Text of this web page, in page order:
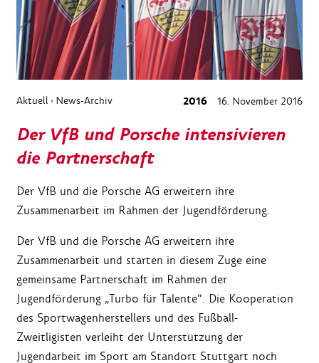
Aktuell › News-Archiv 2016 16. November 2016
Der VfB und Porsche intensivieren
die Partnerschaft
Der VfB und die Porsche AG erweitern ihre
Zusammenarbeit im Rahmen der Jugendförderung.
Der VfB und die Porsche AG erweitern ihre
Zusammenarbeit und starten in diesem Zuge eine
gemeinsame Partnerschaft im Rahmen der
Jugendförderung „Turbo für Talente“. Die Kooperation
des Sportwagenherstellers und des Fußball-
Zweitligisten verleiht der Unterstützung der
Jugendarbeit im Sport am Standort Stuttgart noch